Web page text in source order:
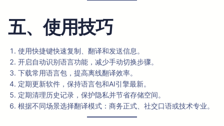
五、使用技巧
使用快捷键快速复制、翻译和发送信息。
开启自动识别语言功能，减少手动切换步骤。
下载常用语言包，提高离线翻译效率。
定期更新软件，保持语言包和AI引擎最新。
定期清理历史记录，保护隐私并节省存储空间。
根据不同场景选择翻译模式：商务正式、社交口语或技术专业。